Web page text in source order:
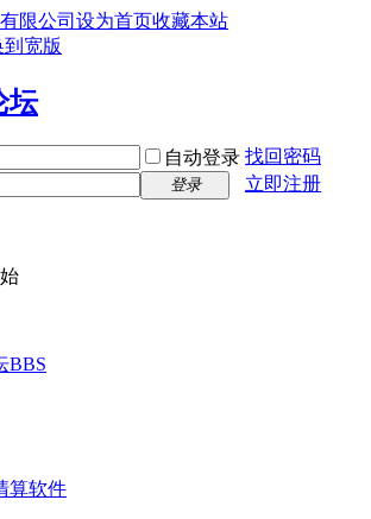
限公司 设为首页收藏本站
到宽版
自动登录 找回密码
登录 立即注册
BBS
算软件